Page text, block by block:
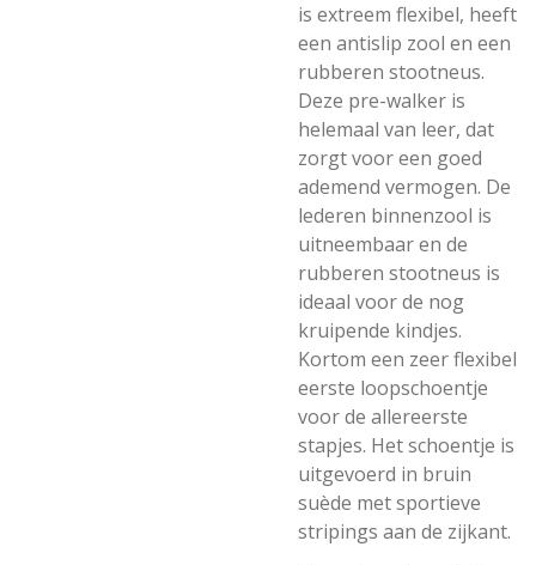
is extreem flexibel, heeft
een antislip zool en een
rubberen stootneus.
Deze pre-walker is
helemaal van leer, dat
zorgt voor een goed
ademend vermogen. De
lederen binnenzool is
uitneembaar en de
rubberen stootneus is
ideaal voor de nog
kruipende kindjes.
Kortom een zeer flexibel
eerste loopschoentje
voor de allereerste
stapjes. Het schoentje is
uitgevoerd in bruin
suède met sportieve
stripings aan de zijkant.